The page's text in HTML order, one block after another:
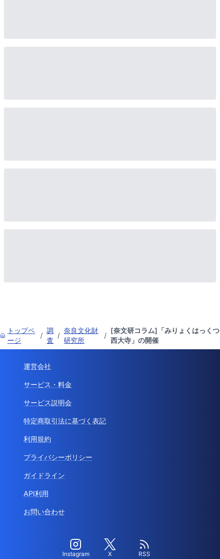
トップペ
ージ
/
調
査
/
奈良文化財
研究所
/
[奈文研コラム]「みりょくはっくつ
西大寺」の開催
運営会社
サービス・料金
サービス説明会
特定商取引法に基づく表記
利用規約
プライバシーポリシー
ガイドライン
API利用
お問い合わせ
Instagram X RSS